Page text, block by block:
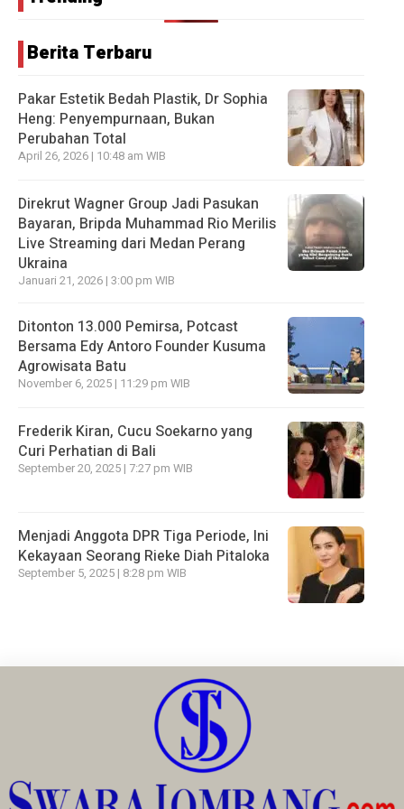
Berita Terbaru
Pakar Estetik Bedah Plastik, Dr Sophia
Heng: Penyempurnaan, Bukan
Perubahan Total
April 26, 2026 | 10:48 am WIB
Direkrut Wagner Group Jadi Pasukan
Bayaran, Bripda Muhammad Rio Merilis
Live Streaming dari Medan Perang
Ukraina
Januari 21, 2026 | 3:00 pm WIB
Ditonton 13.000 Pemirsa, Potcast
Bersama Edy Antoro Founder Kusuma
Agrowisata Batu
November 6, 2025 | 11:29 pm WIB
Frederik Kiran, Cucu Soekarno yang
Curi Perhatian di Bali
September 20, 2025 | 7:27 pm WIB
Menjadi Anggota DPR Tiga Periode, Ini
Kekayaan Seorang Rieke Diah Pitaloka
September 5, 2025 | 8:28 pm WIB